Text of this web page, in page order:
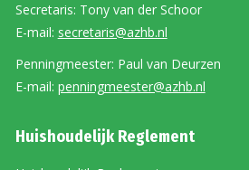
Secretaris: Tony van der Schoor
E-mail: secretaris@azhb.nl
Penningmeester: Paul van Deurzen
E-mail: penningmeester@azhb.nl
Huishoudelijk Reglement